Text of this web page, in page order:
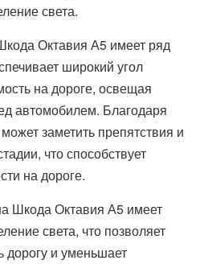
света.
Октавия А5 имеет ряд
широкий угол
на дороге, освещая
автомобилем. Благодаря
заметить препятствия и
что способствует
на дороге.
Шкода Октавия А5 имеет
света, что позволяет
дорогу и уменьшает